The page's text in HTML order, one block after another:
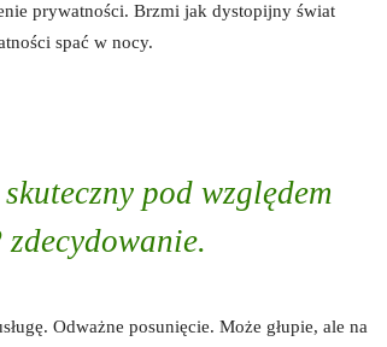
prywatności. Brzmi jak dystopijny świat
spać w nocy.
pod względem
Odważne posunięcie. Może głupie, ale na